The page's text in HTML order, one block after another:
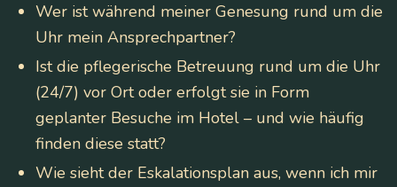
Wer ist während meiner Genesung rund um die
Uhr mein Ansprechpartner?
Ist die pflegerische Betreuung rund um die Uhr
(24/7) vor Ort oder erfolgt sie in Form
geplanter Besuche im Hotel – und wie häufig
finden diese statt?
Wie sieht der Eskalationsplan aus, wenn ich mir